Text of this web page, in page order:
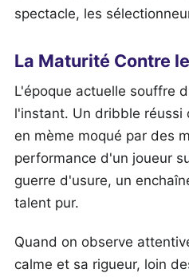
spectacle, les
La Maturité Contre
L'époque actuelle souffre
l'instant. Un dribble réussi
en mème moqué par des
performance d'un joueur
guerre d'usure, un
talent pur.
Quand on observe
calme et sa rigueur, loin